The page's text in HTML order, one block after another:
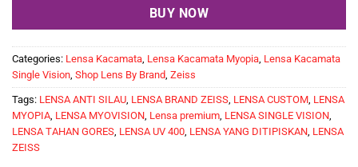
BUY NOW
Categories: Lensa Kacamata Lensa Kacamata Myopia Lensa Kacamata
Single Vision Shop Lens By Brand Zeiss
Tags: LENSA ANTI SILAU LENSA BRAND ZEISS LENSA CUSTOM LENSA
MYOPIA LENSA MYOVISION Lensa premium LENSA SINGLE VISION
LENSA TAHAN GORES LENSA UV 400 LENSA YANG DITIPISKAN LENSA
ZEISS